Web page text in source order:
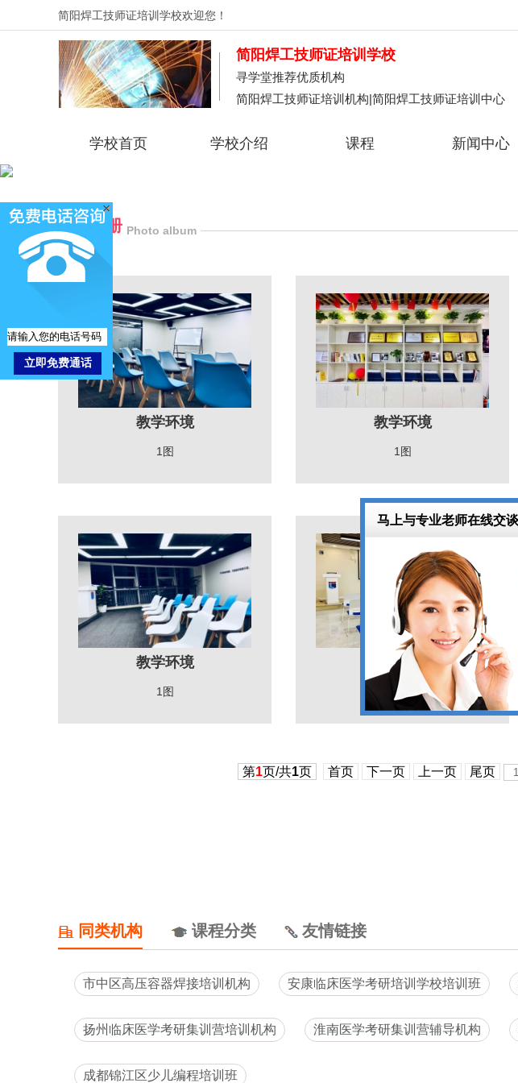
简阳焊工技师证培训学校欢迎您！
简阳焊工技师证培训学校
寻学堂推荐优质机构
简阳焊工技师证培训机构|简阳焊工技师证培训中心
学校首页 学校介绍 课程 新闻中心
学校相册 Photo album
教学环境
1图
教学环境
1图
教学环境
1图
教学环境
1图
第1页/共1页 首页 下一页 上一页 尾页
同类机构 课程分类 友情链接
市中区高压容器焊接培训机构 安康临床医学考研培训学校培训班
扬州临床医学考研集训营培训机构 淮南医学考研集训营辅导机构
成都锦江区少儿编程培训班